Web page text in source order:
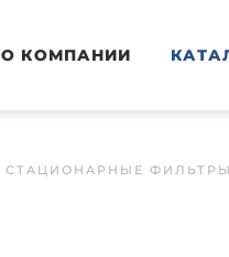
О КОМПАНИИ
СТАЦИОНАРНЫЕ